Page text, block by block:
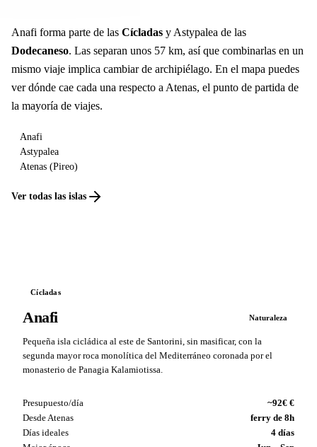
Anafi forma parte de las Cícladas y Astypalea de las
Dodecaneso. Las separan unos 57 km, así que combinarlas en un
mismo viaje implica cambiar de archipiélago. En el mapa puedes
ver dónde cae cada una respecto a Atenas, el punto de partida de
la mayoría de viajes.
Anafi
Astypalea
Atenas (Pireo)
Ver todas las islas
Cícladas
Anafi Naturaleza
Pequeña isla cicládica al este de Santorini, sin masificar, con la
segunda mayor roca monolítica del Mediterráneo coronada por el
monasterio de Panagia Kalamiotissa.
Presupuesto/día
~92€ €
Desde Atenas
ferry de 8h
Días ideales
4 días